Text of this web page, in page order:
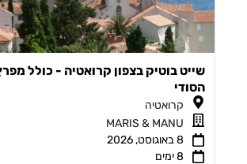
שייט בוטיק בצפון קרואטיה - כולל
הסודי
קרואטיה
MARIS & MANU
8 באוגוסט, 2026
8 ימים